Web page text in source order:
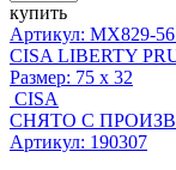
купить
Артикул: MX829-
CISA LIBERTY
Размер: 75 x 32
CISA
СНЯТО С
Артикул: 190307